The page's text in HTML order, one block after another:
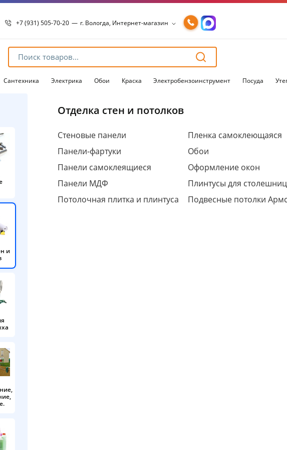
+7 (931) 505-70-20 — г. Вологда, Интернет-магазин
8 8172 54-15-98
8 8172 54-15-96
г. Вологда, Пошехонское ш., 18
Сантехника Электрика Обои Краска Электробензоинструмент Посуда
и
Отделка стен и потолков
Стеновые панели
Панели-фартуки
Панели самоклеящиеся
Панели МДФ
Потолочная плитка и плинтуса
Пленка самоклеющаяся
Обои
Оформление окон
Плинтусы для столешниц
Подвесные потолки
Для клиентов всех банков
Разбейтеоплату
на частибез переплат